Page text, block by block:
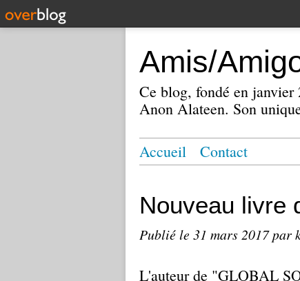
Amis/
Ce blog, fondé en
Anon Alateen. Son
Accueil Contact
Nouveau livre
Publié le 31 mars 2017par
L'auteur de "GLOBAL